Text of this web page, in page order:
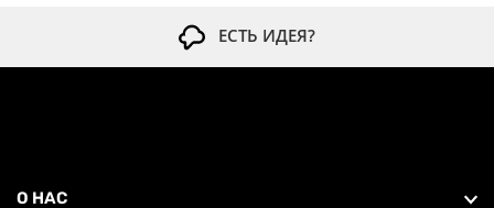
ЕСТЬ ИДЕЯ?
О НАС